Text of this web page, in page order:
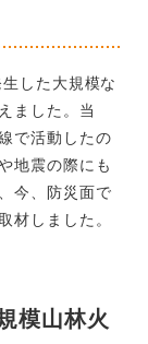
した大規模な
ました。当
で活動したの
地震の際にも
今、防災面で
材しました。
模山林火